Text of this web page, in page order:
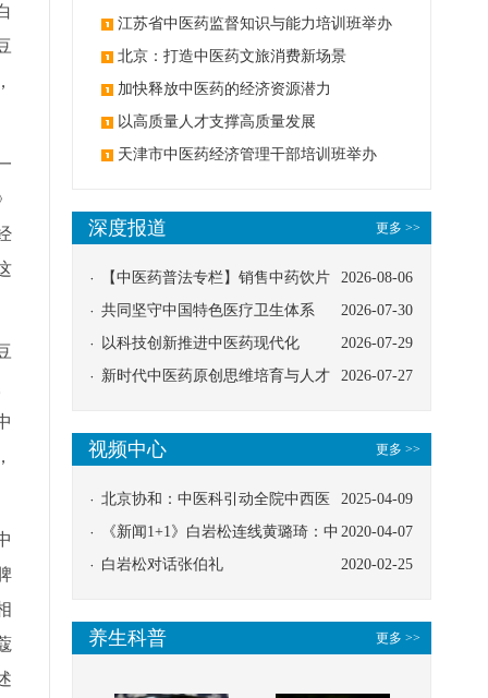
办 江苏省中医药监督知识与能力培训班举办
北京：打造中医药文旅消费新场景
加快释放中医药的经济资源潜力
以高质量人才支撑高质量发展
天津市中医药经济管理干部培训班举办
更多 >>
深度报道
2026-08-06
【中医药普法专栏】销售中药饮片
应告知煎服方法及注意事项
2026-07-30
共同坚守中国特色医疗卫生体系
2026-07-29
以科技创新推进中医药现代化
2026-07-27
新时代中医药原创思维培育与人才
更多 >>
视频中心
2025-04-09
北京协和：中医科引动全院中西医
协同
2020-04-07
《新闻1+1》白岩松连线黄璐琦：中
医救治的临床效果
2020-02-25
白岩松对话张伯礼
更多 >>
养生科普